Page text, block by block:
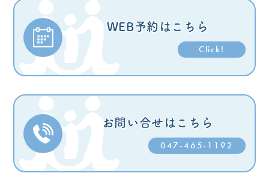
WEB予約はこちら
Click!
お問い合せはこちら
047-465-1192